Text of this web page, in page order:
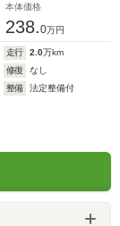
本体価格
238.0万円
走行 2.0万km
修復
なし
整備
法定整備付